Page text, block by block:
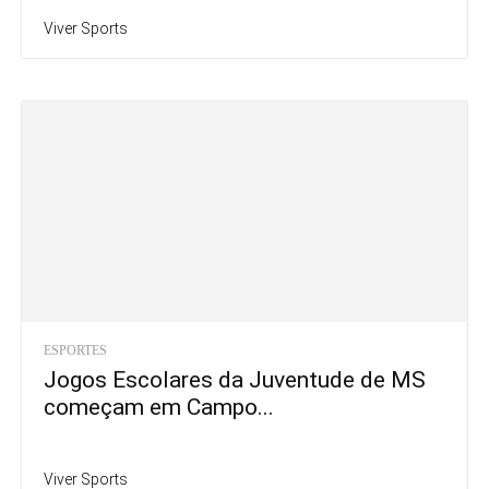
Viver Sports
ESPORTES
Jogos Escolares da Juventude de MS
começam em Campo...
Viver Sports